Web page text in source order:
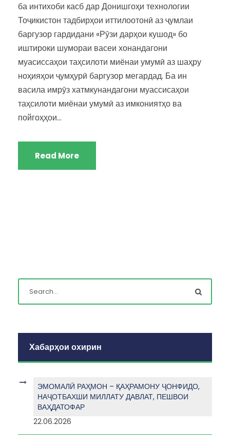
ба интихоби касб дар Донишгоҳи технологии
Тоҷикистон тадбирҳои иттилоотонӣ аз ҷумлаи
баргузор гардидани «Рӯзи дарҳои кушод» бо
иштироки шумораи васеи хонандагони
муасиссаҳои таҳсилоти миёнаи умумӣ аз шаҳру
ноҳияҳои ҷумҳурӣ баргузор мегардад. Ба ин
васила имрӯз хатмкунандагони муассисаҳои
таҳсилоти миёнаи умумӣ аз имкониятҳо ва
пойгоҳҳои...
Read More
Хабарҳои охирин
ЭМОМАЛӢ РАҲМОН – ҚАҲРАМОНУ ҶОНФИДО,
НАҶОТБАХШИ МИЛЛАТУ ДАВЛАТ, ПЕШВОИ
ВАҲДАТОФАР
22.06.2026